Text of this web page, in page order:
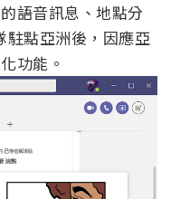
語音訊息、地點分
點亞洲後，因應亞
功能。